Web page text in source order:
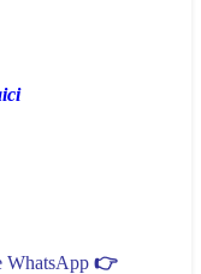
WhatsApp 👉